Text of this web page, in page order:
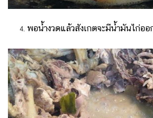
4. พอน้ำงวดแล้วสังเกตจะมีน้ำมันไก่ออ